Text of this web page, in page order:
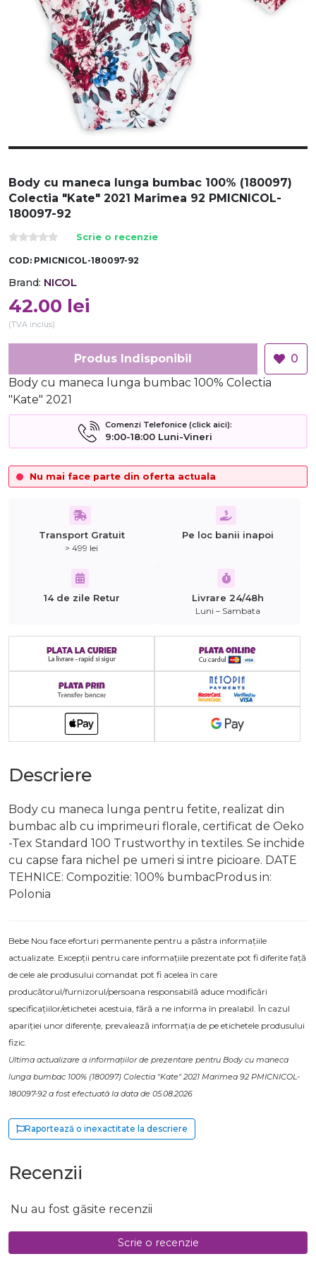
Body cu maneca lunga bumbac 100% (180097)
Colectia "Kate" 2021 Marimea 92 PMICNICOL-
180097-92
Scrie o recenzie
COD: PMICNICOL-180097-92
Brand: NICOL
42.00 lei
(TVA inclus)
Produs Indisponibil
0
Body cu maneca lunga bumbac 100% Colectia
"Kate" 2021
Comenzi Telefonice (click aici):
9:00-18:00 Luni-Vineri
Nu mai face parte din oferta actuala
Transport Gratuit
> 499 lei
Pe loc banii inapoi
14 de zile Retur Livrare 24/48h
Luni – Sambata
Descriere
Body cu maneca lunga pentru fetite, realizat din
bumbac alb cu imprimeuri florale, certificat de Oeko
-Tex Standard 100 Trustworthy in textiles. Se inchide
cu capse fara nichel pe umeri si intre picioare. DATE
TEHNICE: Compozitie: 100% bumbacProdus in:
Polonia
Bebe Nou face eforturi permanente pentru a păstra informațiile
actualizate. Excepții pentru care informațiile prezentate pot fi diferite față
de cele ale produsului comandat pot fi acelea în care
producătorul/furnizorul/persoana responsabilă aduce modificări
specificațiilor/etichetei acestuia, fără a ne informa în prealabil. În cazul
apariției unor diferențe, prevalează informația de pe etichetele produsului
fizic.
Ultima actualizare a informațiilor de prezentare pentru Body cu maneca
lunga bumbac 100% (180097) Colectia "Kate" 2021 Marimea 92 PMICNICOL-
180097-92 a fost efectuată la data de 05.08.2026
Raportează o inexactitate la descriere
Recenzii
Nu au fost găsite recenzii
Scrie o recenzie